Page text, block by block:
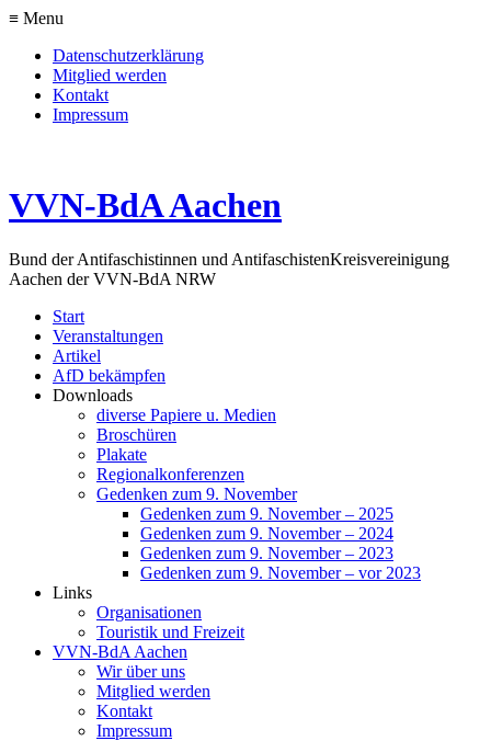
≡ Menu
Datenschutzerklärung
Mitglied werden
Kontakt
Impressum
VVN-BdA Aachen
Bund der Antifaschistinnen und AntifaschistenKreisvereinigung
Aachen der VVN-BdA NRW
Start
Veranstaltungen
Artikel
AfD bekämpfen
Downloads
diverse Papiere u. Medien
Broschüren
Plakate
Regionalkonferenzen
Gedenken zum 9. November
Gedenken zum 9. November – 2025
Gedenken zum 9. November – 2024
Gedenken zum 9. November – 2023
Gedenken zum 9. November – vor 2023
Links
Organisationen
Touristik und Freizeit
VVN-BdA Aachen
Wir über uns
Mitglied werden
Kontakt
Impressum